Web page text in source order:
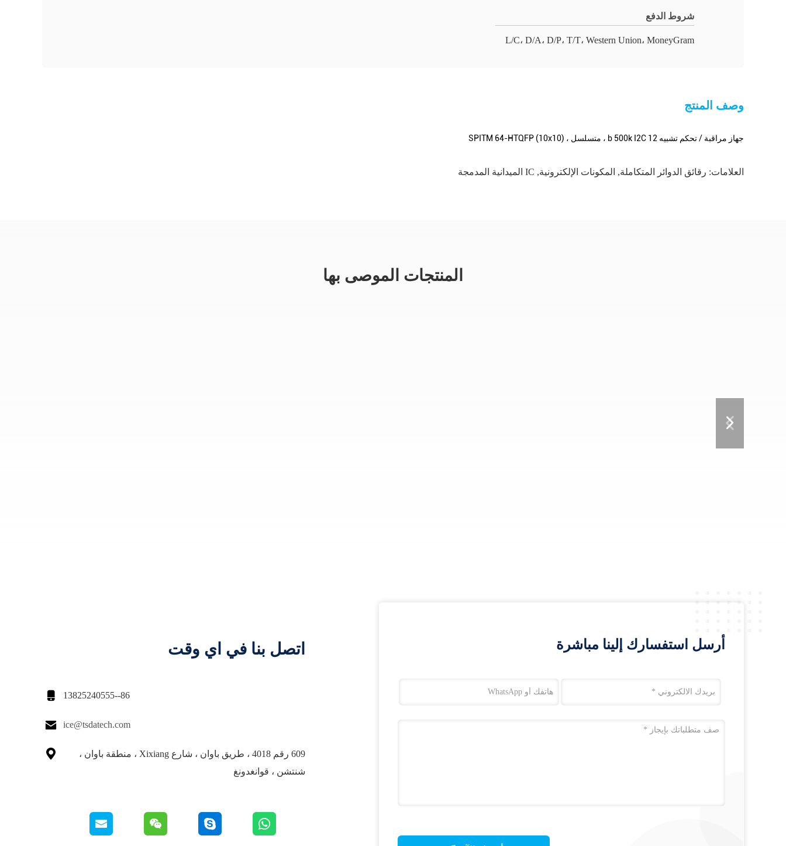
شروط الدفع
L/C، D/A، D/P، T/T، Western Union، MoneyGram
وصف المنتج
جهاز مراقبة / تحكم تشبيه 12 b 500k I2C ، متسلسل ، SPITM 64-HTQFP (10x10)
العلامات: رقائق الدوائر المتكاملة, المكونات الإلكترونية, IC الميدانية المدمجة
المنتجات الموصى بها
اتصل بنا في اي وقت
 86--13825240555
 ice@tsdatech.com

609 رقم 4018 ، طريق باوان ، شارع Xixiang ، منطقة باوان ،
شنتشن ، قوانغدونغ
أرسل استفسارك إلينا مباشرة